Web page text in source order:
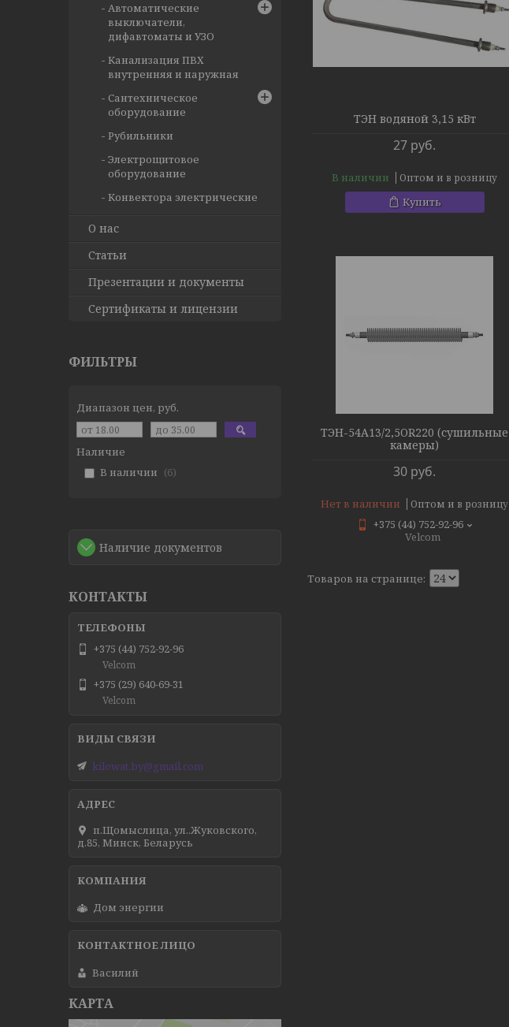
ТЭН водяной 3,15 кВт
27 руб.
В наличии Оптом и в розницу
Купить
ТЭН-54A13/2,5OR220 (сушильные
камеры)
30 руб.
Нет в наличии Оптом и в розницу
+375 (44) 752-92-96
Velcom
Автоматические
выключатели,
дифавтоматы и УЗО
Канализация ПВХ
внутренняя и наружная
Сантехническое
оборудование
Рубильники
Электрощитовое
оборудование
Конвектора электрические
О нас
Статьи
Презентации и документы
Сертификаты и лицензии
ФИЛЬТРЫ
Диапазон цен, руб.
Наличие
В наличии
6
Наличие документов
КОНТАКТЫ
+375 (44) 752-92-96
Velcom
+375 (29) 640-69-31
Velcom
kilowat.by@gmail.com
п.Щомыслица, ул..Жуковского,
д.85, Минск, Беларусь
Дом энергии
Василий
КАРТА